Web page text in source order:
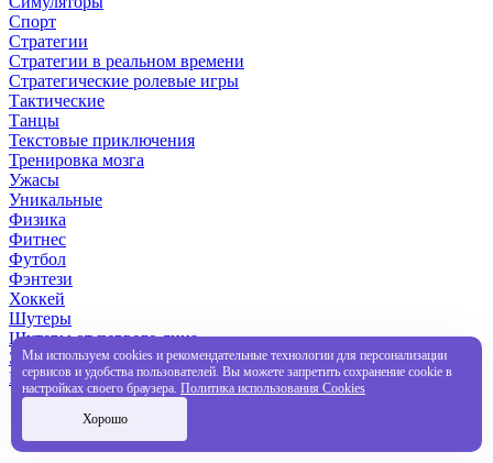
Спорт
Стратегии
Стратегии в реальном времени
Стратегические ролевые игры
Тактические
Танцы
Текстовые приключения
Тренировка мозга
Ужасы
Уникальные
Физика
Фитнес
Футбол
Фэнтези
Хоккей
Шутеры
Шутеры от первого лица
Эпические
Подписки PlayStation Plus
Мы используем cookies и рекомендательные технологии для персонализации
сервисов и удобства пользователей. Вы можете запретить сохранение cookie в
настройках своего браузера. Политика использования Cookies
Хорошо